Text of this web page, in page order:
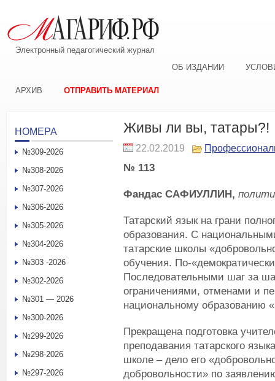
Электронный педагогический журнал
ОБ ИЗДАНИИ
АРХИВ ОТПРАВИТЬ МАТЕРИАЛ
Живы ли вы, татары?!
22.02.2019
№ 113
Фандас САФИУЛЛИН,
Татарский язык на грани
образования. С
татарские школы
обучения. По-
Последовательными шаг за
ограничениями, отменами и
национальному образованию
Прекращена подготовка
преподавания татарского
школе – дело его
добровольности» по
НОМЕРА
№309-2026
№308-2026
№307-2026
№306-2026
№305-2026
№304-2026
№303 -2026
№302-2026
№301 — 2026
№300-2026
№299-2026
№298-2026
№297-2026